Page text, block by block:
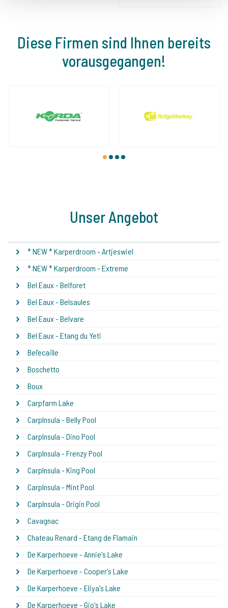
Diese Firmen sind Ihnen bereits
vorausgegangen!
1 2 3 4
Unser Angebot
* NEW * Karperdroom - Artjeswiel
* NEW * Karperdroom - Extreme
Bel Eaux - Belforet
Bel Eaux - Belsaules
Bel Eaux - Belvare
Bel Eaux - Etang du Yeti
Bel'ecaille
Boschetto
Boux
Carpfarm Lake
CarpInsula - Belly Pool
CarpInsula - Dino Pool
CarpInsula - Frenzy Pool
CarpInsula - King Pool
CarpInsula - Mint Pool
CarpInsula - Origin Pool
Cavagnac
Chateau Renard - Etang de Flamain
De Karperhoeve - Annie's Lake
De Karperhoeve - Cooper's Lake
De Karperhoeve - Eliya's Lake
De Karperhoeve - Gio's Lake